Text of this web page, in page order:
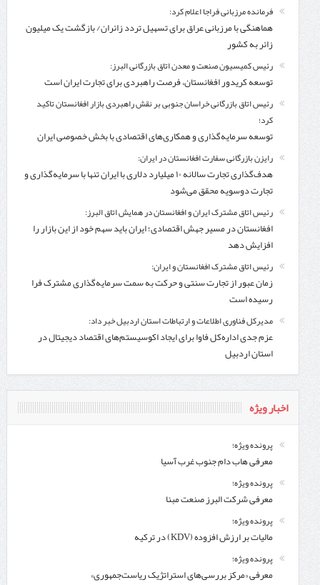
فرمانده مرزبانی فراجا اعلام کرد:
هماهنگی با مرزبانی عراق برای تسهیل تردد زائران/ بازگشت یک میلیون
زائر به کشور
رئیس کمیسیون صنعت و معدن اتاق بازرگانی البرز:
توسعه کریدور افغانستان، فرصت راهبردی برای تجارت ایران است
رئیس اتاق بازرگانی خراسان جنوبی بر نقش راهبردی بازار افغانستان تاکید
کرد؛
توسعه سرمایه‌گذاری و همکاری‌های اقتصادی با بخش خصوصی ایران
رایزن بازرگانی سفارت افغانستان در ایران:
هدف‌گذاری تجارت سالانه ۱۰ میلیارد دلاری با ایران تنها با سرمایه‌گذاری و
تجارت دوسویه محقق می‌شود
رئیس اتاق مشترک ایران و افغانستان در همایش اتاق البرز:
افغانستان در مسیر جهش اقتصادی؛ ایران باید سهم خود از این بازار را
افزایش دهد
رئیس اتاق مشترک افغانستان و ایران:
زمان عبور از تجارت سنتی و حرکت به سمت سرمایه‌گذاری مشترک فرا
رسیده است
مدیرکل فناوری اطلاعات و ارتباطات استان اردبیل خبر داد:
عزم جدی اداره‌کل فاوا برای ایجاد اکوسیستم‌های اقتصاد دیجیتال در
استان اردبیل
اخبار ویژه
پرونده ویژه؛
معرفی هاب دام جنوب غرب آسیا
پرونده ویژه؛
معرفی شركت البرز صنعت مبنا
پرونده ویژه؛
مالیات بر ارزش افزوده (KDV) در ترکیه
پرونده ویژه؛
معرفی «مرکز بررسی‌های استراتژیک ریاست‌جمهوری»